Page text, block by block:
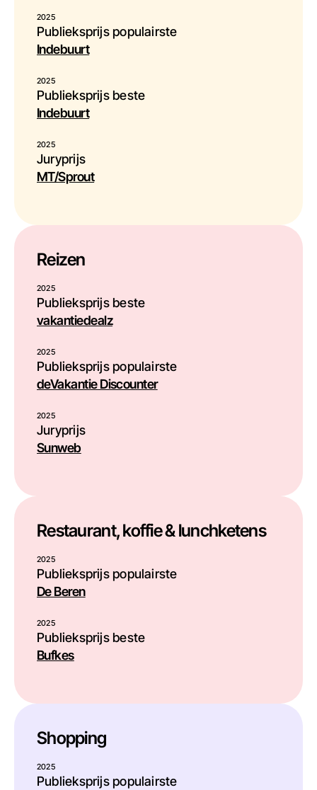
2025
Publieksprijs populairste
Indebuurt
2025
Publieksprijs beste
Indebuurt
2025
Juryprijs
MT/Sprout
Reizen
2025
Publieksprijs beste
vakantiedealz
2025
Publieksprijs populairste
deVakantie Discounter
2025
Juryprijs
Sunweb
Restaurant, koffie & lunchketens
2025
Publieksprijs populairste
De Beren
2025
Publieksprijs beste
Bufkes
Shopping
2025
Publieksprijs populairste